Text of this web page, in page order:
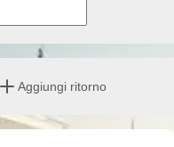
Aggiungi ritorno